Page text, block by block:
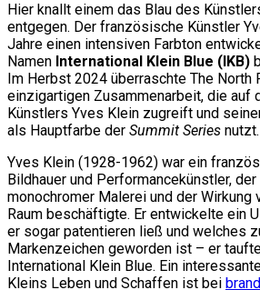
Hier knallt einem das Blau des
entgegen. Der französische Künstler
Jahre einen intensiven Farbton
Namen International Klein Blue (IKB)
Im Herbst 2024 überraschte The North
einzigartigen Zusammenarbeit, die auf
Künstlers Yves Klein zugreift und
als Hauptfarbe der Summit Series nutzt.
Yves Klein (1928-1962) war ein
Bildhauer und Performancekünstler,
monochromer Malerei und der Wirkung
Raum beschäftigte. Er entwickelte ein
er sogar patentieren ließ und welches
Markenzeichen geworden ist – er
International Klein Blue. Ein
Kleins Leben und Schaffen ist bei